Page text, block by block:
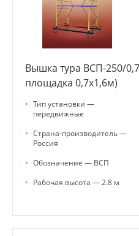
Вышка тура ВСП-250/
площадка 0,7х1,6м)
• Тип установки —
передвижные
• Страна-производитель —
Россия
• Обозначение — ВСП
• Рабочая высота — 2.8 м